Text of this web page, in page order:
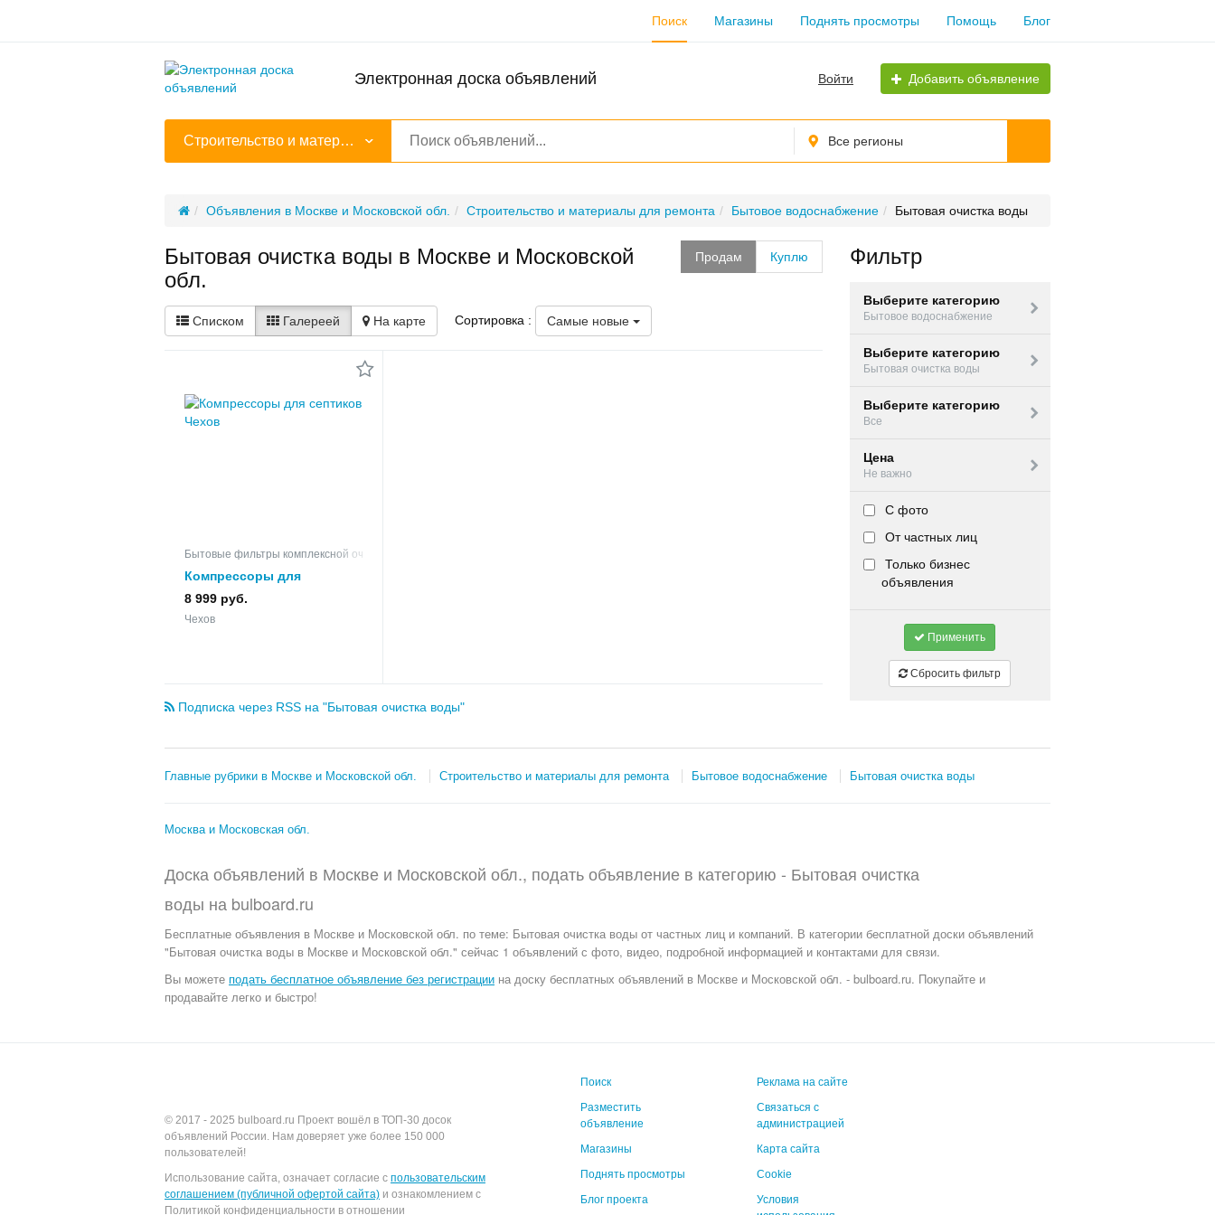
Поиск Магазины Поднять просмотры Помощь Блог
Электронная доска объявлений Войти Добавить объявление
Строительство и материалы для ремонта Все регионы
Объявления в Москве и Московской обл. Строительство и материалы для ремонта Бытовое водоснабжение Бытовая очистка воды
Продам Куплю
Бытовая очистка воды в Москве и Московской
обл.
Списком Галереей На карте Сортировка : Самые новые
Бытовые фильтры комплексной очистки воды
Компрессоры для
септиков
8 999 руб.
Чехов
Подписка через RSS на "Бытовая очистка воды"
Фильтр
Выберите категорию
Бытовое водоснабжение
Выберите категорию
Бытовая очистка воды
Выберите категорию
Все
Цена
Не важно
С фото
От частных лиц
Только бизнес
объявления
Применить
Сбросить фильтр
Главные рубрики в Москве и Московской обл. Строительство и материалы для ремонта Бытовое водоснабжение Бытовая очистка воды
Москва и Московская обл.
Доска объявлений в Москве и Московской обл., подать объявление в категорию - Бытовая очистка
воды на bulboard.ru
Бесплатные объявления в Москве и Московской обл. по теме: Бытовая очистка воды от частных лиц и компаний. В категории бесплатной доски объявлений
"Бытовая очистка воды в Москве и Московской обл." сейчас 1 объявлений с фото, видео, подробной информацией и контактами для связи.
Вы можете подать бесплатное объявление без регистрации на доску бесплатных объявлений в Москве и Московской обл. - bulboard.ru. Покупайте и
продавайте легко и быстро!
© 2017 - 2025 bulboard.ru Проект вошёл в ТОП-30 досок
объявлений России. Нам доверяет уже более 150 000
пользователей!
Использование сайта, означает согласие с пользовательским
соглашением (публичной офертой сайта) и ознакомлением с
Политикой конфиденциальности в отношении
Поиск
Разместить
объявление
Магазины
Поднять просмотры
Блог проекта
Реклама на сайте
Связаться с
администрацией
Карта сайта
Cookie
Условия